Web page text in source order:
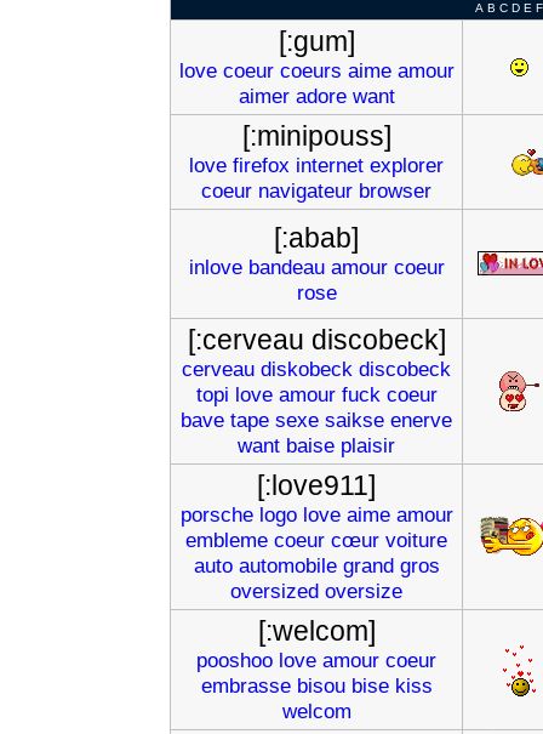
A B C D E F
[:gum]
love coeur coeurs aime amour
aimer adore want
[:minipouss]
love firefox internet explorer
coeur navigateur browser
[:abab]
inlove bandeau amour coeur
rose
[:cerveau discobeck]
cerveau diskobeck discobeck
topi love amour fuck coeur
bave tape sexe saikse enerve
want baise plaisir
[:love911]
porsche logo love aime amour
embleme coeur cœur voiture
auto automobile grand gros
oversized oversize
[:welcom]
pooshoo love amour coeur
embrasse bisou bise kiss
welcom